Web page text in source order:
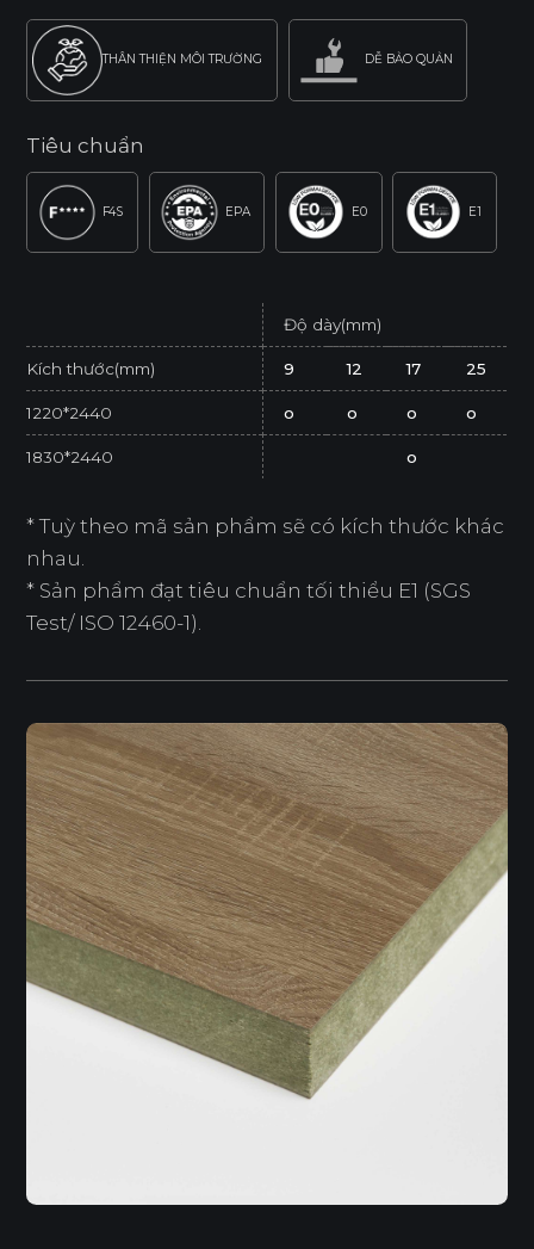
THÂN THIỆN MÔI TRƯỜNG DỄ BẢO QUẢN
Tiêu chuẩn
F4S EPA E0 E1
Độ dày(mm)
Kích thước(mm) 9 12 17 25
1220*2440 o o o o
1830*2440 o
* Tuỳ theo mã sản phẩm sẽ có kích thước khác
nhau.
* Sản phẩm đạt tiêu chuẩn tối thiểu E1 (SGS
Test/ ISO 12460-1).